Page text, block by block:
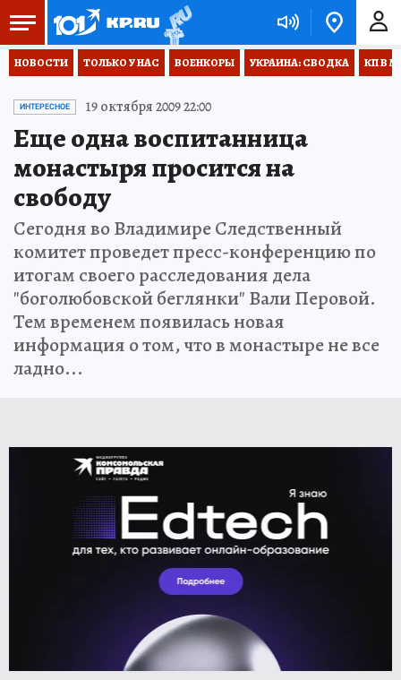
НОВОСТИ ТОЛЬКО У НАС ВОЕНКОРЫ УКРАИНА: СВОДКА КП В
ИНТЕРЕСНОЕ 19 октября 2009 22:00
Еще одна воспитанница
монастыря просится на
свободу
Сегодня во Владимире Следственный
комитет проведет пресс-конференцию по
итогам своего расследования дела
"боголюбовской беглянки" Вали Перовой.
Тем временем появилась новая
информация о том, что в монастыре не все
ладно...